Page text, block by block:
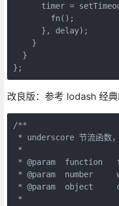
timer =
        fn();
      }, delay);
    }
  }
改良版：参考 lodash 经
/**
* underscore 节流函数
*
* @param  function
* @param  number
* @param  object
*